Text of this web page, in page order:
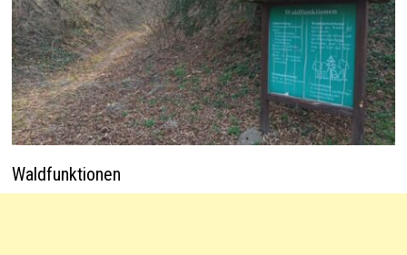
Waldfunktionen